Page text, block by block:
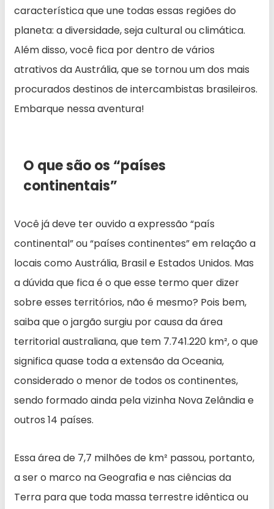
característica que une todas essas regiões do
planeta: a diversidade, seja cultural ou climática.
Além disso, você fica por dentro de vários
atrativos da Austrália, que se tornou um dos mais
procurados destinos de intercambistas brasileiros.
Embarque nessa aventura!
O que são os “países
continentais”
Você já deve ter ouvido a expressão “país
continental” ou “países continentes” em relação a
locais como Austrália, Brasil e Estados Unidos. Mas
a dúvida que fica é o que esse termo quer dizer
sobre esses territórios, não é mesmo? Pois bem,
saiba que o jargão surgiu por causa da área
territorial australiana, que tem 7.741.220 km², o que
significa quase toda a extensão da Oceania,
considerado o menor de todos os continentes,
sendo formado ainda pela vizinha Nova Zelândia e
outros 14 países.
Essa área de 7,7 milhões de km² passou, portanto,
a ser o marco na Geografia e nas ciências da
Terra para que toda massa terrestre idêntica ou